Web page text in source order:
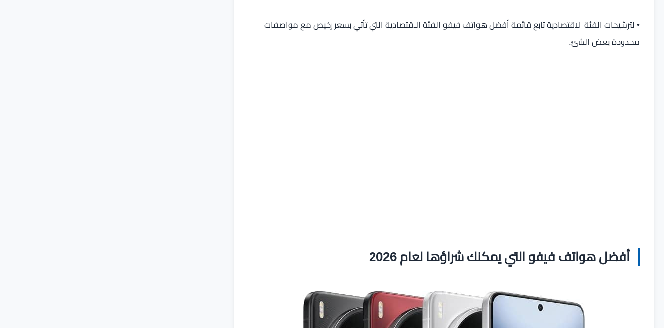
• لترشيحات الفئة الاقتصادية تابع قائمة أفضل هواتف فيفو الفئة الاقتصادية التي تأتي بسعر رخيص مع مواصفات
محدودة بعض الشئ.
أفضل هواتف فيفو التي يمكنك شراؤها لعام 2026